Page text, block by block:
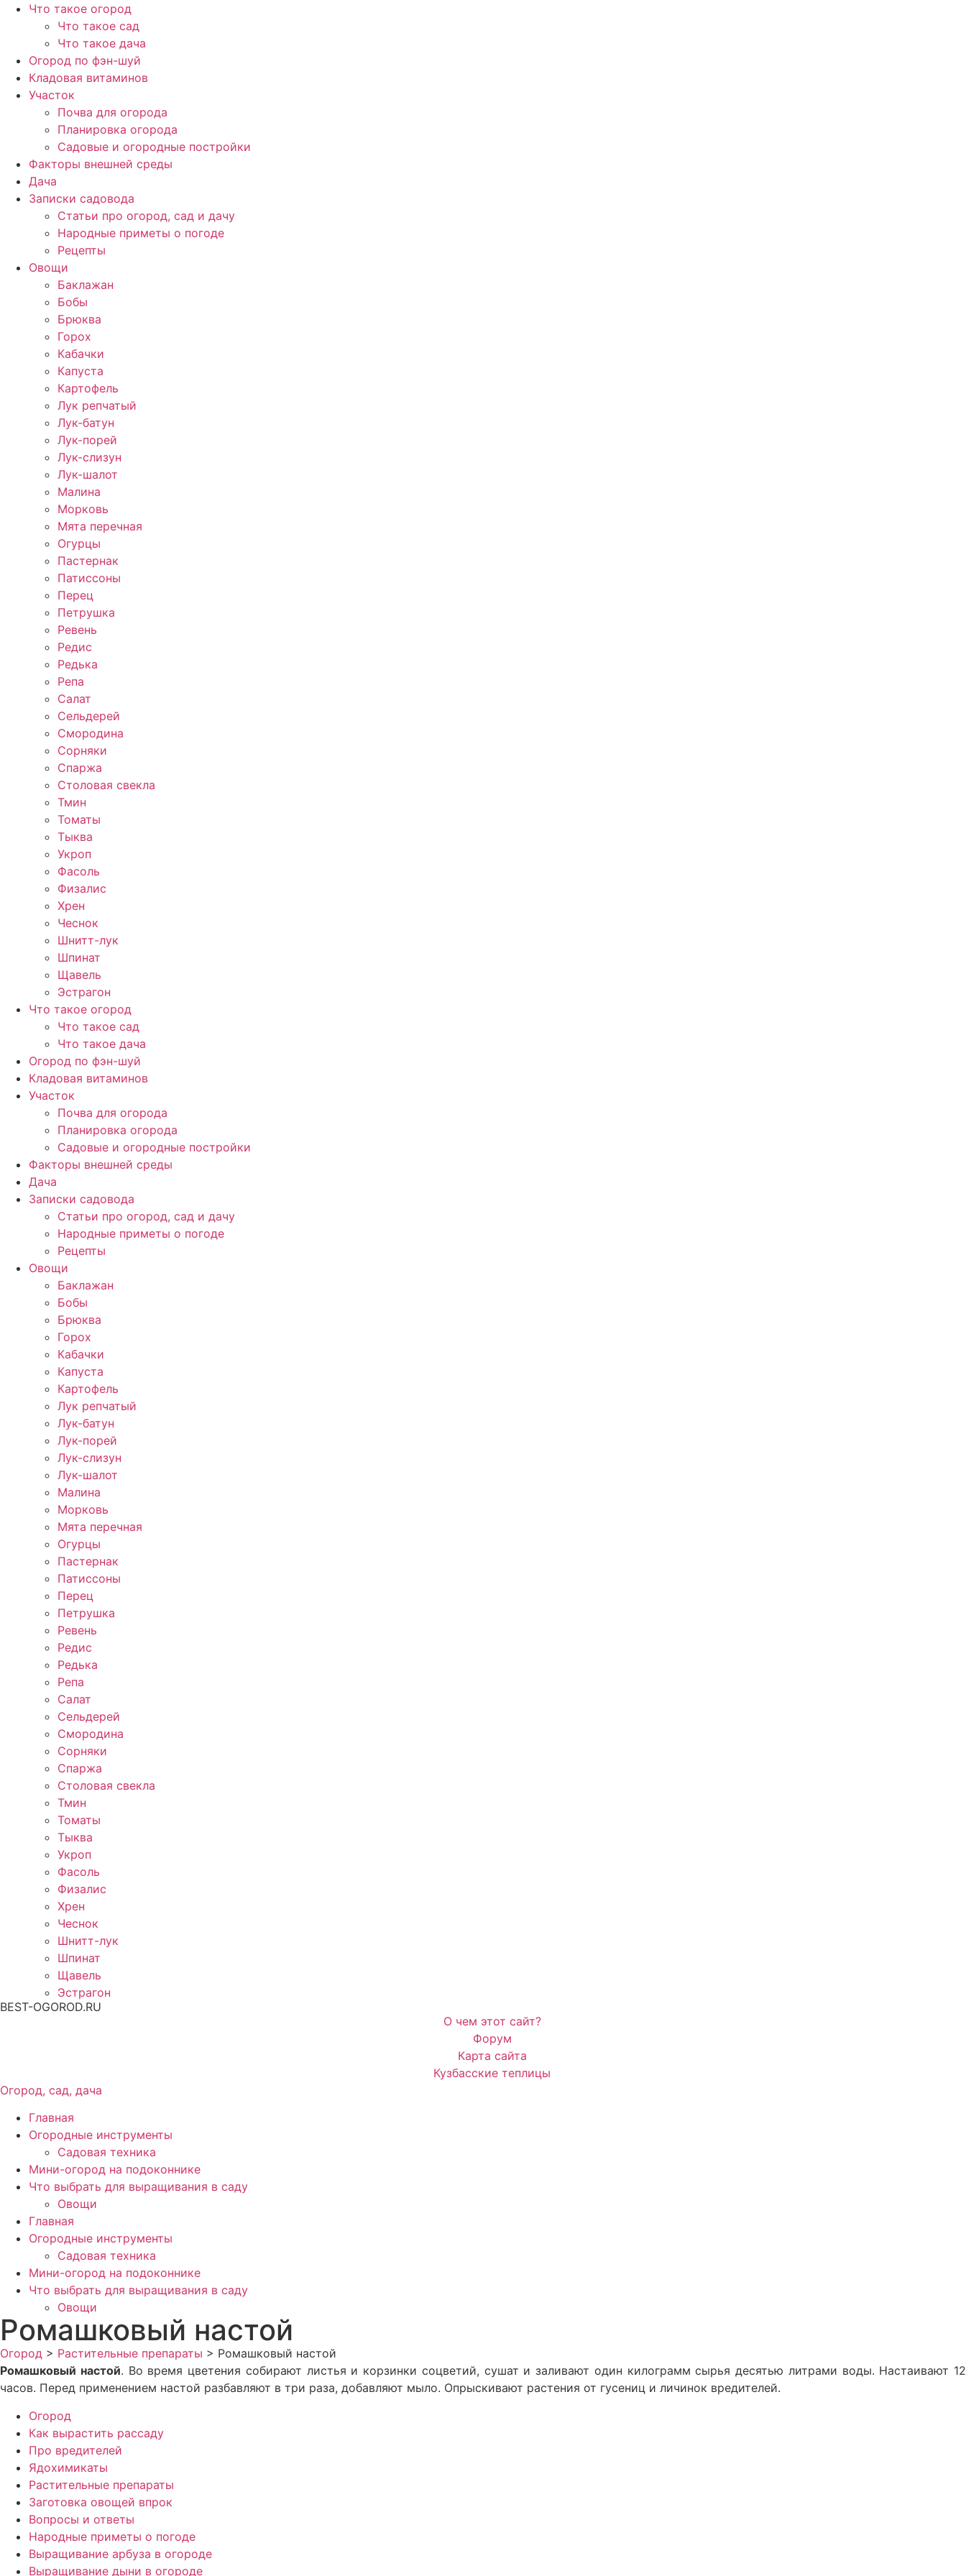
Перейти
содержимому
Что такое огород
Что такое сад
Что такое дача
Огород по фэн-шуй
Кладовая витаминов
Участок
Почва для огорода
Планировка огорода
Садовые и огородные постройки
Факторы внешней среды
Дача
Записки садовода
Статьи про огород, сад и дачу
Народные приметы о погоде
Рецепты
Овощи
Баклажан
Бобы
Брюква
Горох
Кабачки
Капуста
Картофель
Лук репчатый
Лук-батун
Лук-порей
Лук-слизун
Лук-шалот
Малина
Морковь
Мята перечная
Огурцы
Пастернак
Патиссоны
Перец
Петрушка
Ревень
Редис
Редька
Репа
Салат
Сельдерей
Смородина
Сорняки
Спаржа
Столовая свекла
Тмин
Томаты
Тыква
Укроп
Фасоль
Физалис
Хрен
Чеснок
Шнитт-лук
Шпинат
Щавель
Эстрагон
Что такое огород
Что такое сад
Что такое дача
Огород по фэн-шуй
Кладовая витаминов
Участок
Почва для огорода
Планировка огорода
Садовые и огородные постройки
Факторы внешней среды
Дача
Записки садовода
Статьи про огород, сад и дачу
Народные приметы о погоде
Рецепты
Овощи
Баклажан
Бобы
Брюква
Горох
Кабачки
Капуста
Картофель
Лук репчатый
Лук-батун
Лук-порей
Лук-слизун
Лук-шалот
Малина
Морковь
Мята перечная
Огурцы
Пастернак
Патиссоны
Перец
Петрушка
Ревень
Редис
Редька
Репа
Салат
Сельдерей
Смородина
Сорняки
Спаржа
Столовая свекла
Тмин
Томаты
Тыква
Укроп
Фасоль
Физалис
Хрен
Чеснок
Шнитт-лук
Шпинат
Щавель
Эстрагон
BEST-OGOROD.RU
О чем этот сайт?
Форум
Карта сайта
Кузбасские теплицы
Огород, сад, дача
Главная
Огородные инструменты
Садовая техника
Мини-огород на подоконнике
Что выбрать для выращивания в саду
Овощи
Главная
Огородные инструменты
Садовая техника
Мини-огород на подоконнике
Что выбрать для выращивания в саду
Овощи
Ромашковый настой
Огород > Растительные препараты > Ромашковый настой
Ромашковый настой. Во время цветения собирают листья и корзинки соцветий, сушат и заливают один кило­грамм сырья десятью литрами воды. Настаивают 12
часов. Перед применением настой разбавляют в три раза, добав­ляют мыло. Опрыскивают растения от гусениц и личинок вредителей.
Огород
Как вырастить рассаду
Про вредителей
Ядохимикаты
Растительные препараты
Заготовка овощей впрок
Вопросы и ответы
Народные приметы о погоде
Выращивание арбуза в огороде
Выращивание дыни в огороде